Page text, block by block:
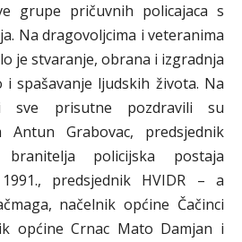
grupe pričuvnih policajaca s
Na dragovoljcima i veteranima
je stvaranje, obrana i izgradnja
i spašavanje ljudskih života. Na
sve prisutne pozdravili su
Antun Grabovac, predsjednik
policijska postaja
predsjednik HVIDR – a
načelnik općine Čačinci
općine Crnac Mato Damjan i